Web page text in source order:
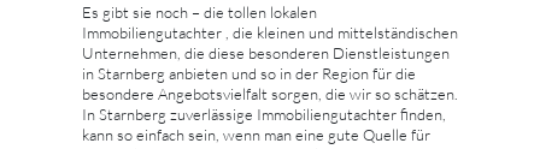
Es gibt sie noch – die tollen lokalen
Immobiliengutachter , die kleinen und mittelständischen
Unternehmen, die diese besonderen Dienstleistungen
in Starnberg anbieten und so in der Region für die
besondere Angebotsvielfalt sorgen, die wir so schätzen.
In Starnberg zuverlässige Immobiliengutachter finden,
kann so einfach sein, wenn man eine gute Quelle für